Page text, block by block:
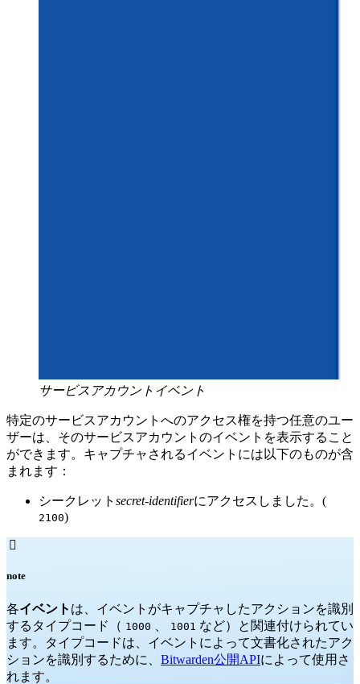
サービスアカウントイベント
特定のサービスアカウントへのアクセス権を持つ任意のユー
ザーは、そのサービスアカウントのイベントを表示すること
ができます。キャプチャされるイベントには以下のものが含
まれます：
シークレット secret-identifierにアクセスしました。(
2100)

note
各イベント は、イベントがキャプチャしたアクションを識別
するタイプコード（ 1000 1001 など）と関連付けられてい
ます。タイプコードは、イベントによって文書化されたアク
ションを識別するために、 Bitwarden公開APIによって使用さ
れます。